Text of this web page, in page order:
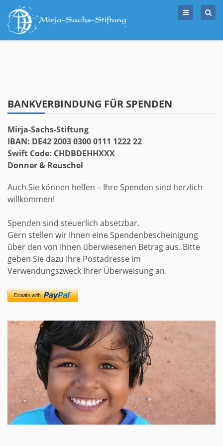
content
BANKVERBINDUNG FÜR SPENDEN
Mirja-Sachs-Stiftung
IBAN: DE42 2003 0300 0111 1222 22
Swift Code: CHDBDEHHXXX
Donner & Reuschel
Auch Sie können helfen – Ihre Spenden sind herzlich
willkommen!
Spenden sind steuerlich absetzbar.
Gern stellen wir Ihnen eine Spendenbescheinigung
über den von Ihnen überwiesenen Betrag aus. Bitte
geben Sie dazu Ihre Postadresse im
Verwendungszweck Ihrer Überweisung an.